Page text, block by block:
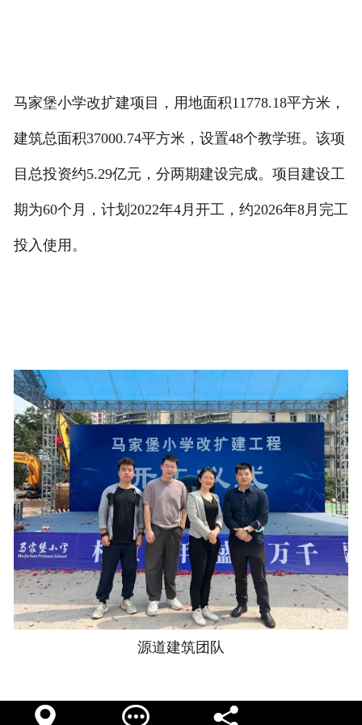
马家堡小学改扩建项目，用地面积11778.18平方米，
建筑总面积37000.74平方米，设置48个教学班。该项
目总投资约5.29亿元，分两期建设完成。项目建设工
期为60个月，计划2022年4月开工，约2026年8月完工
投入使用。
源道建筑团队
  